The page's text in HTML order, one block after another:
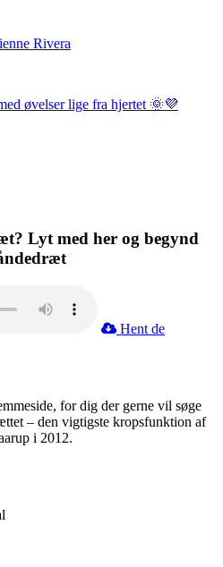
Rivera
øvelser lige fra hjertet 🌞💜
Lyt med her og begynd
Hent de
for dig der gerne vil søge
– den vigtigste kropsfunktion af
i 2012.